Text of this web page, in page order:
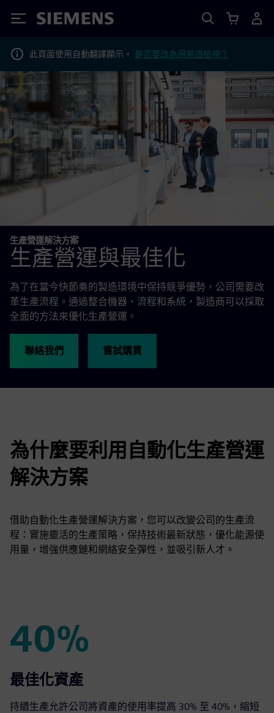
Siemens
此頁面使用自動翻譯顯示。 是否要改為用英語檢視？
生產營運解決方案
生產營運與最佳化
為了在當今快節奏的製造環境中保持競爭優勢，公司需要改
革生產流程。通過整合機器、流程和系統，製造商可以採取
全面的方法來優化生產營運。
聯絡我們 嘗試購買
為什麼要利用自動化生產營運
解決方案
借助自動化生產營運解決方案，您可以改變公司的生產流
程：實施靈活的生產策略，保持技術最新狀態，優化能源使
用量，增強供應鏈和網絡安全彈性，並吸引新人才。
40%
40%
最佳化資產
持續生產允許公司將資產的使用率提高 30% 至 40%，縮短